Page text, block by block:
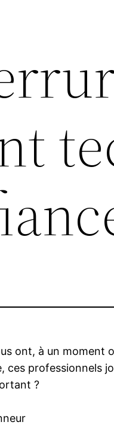
ont, à un moment
ces professionnels
?